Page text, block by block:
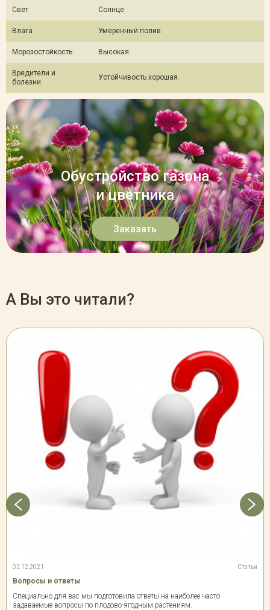
Свет Солнце.
Влага Умеренный полив.
Морозостойкость Высокая.
Вредители и
болезни
Устойчивость хорошая.
Обустройство газона
и цветника
Заказать
А Вы это читали?
02.12.2021 Статьи
Вопросы и ответы
Специально для вас мы подготовила ответы на наиболее часто
задаваемые вопросы по плодово-ягодным растениям.